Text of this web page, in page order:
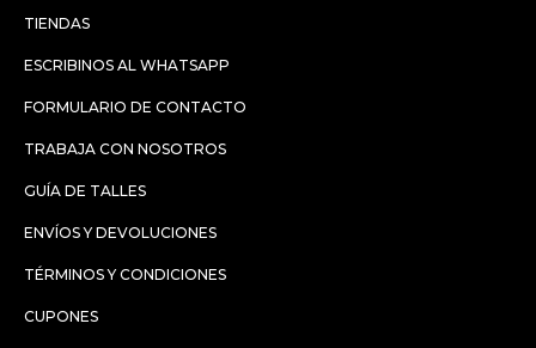
TIENDAS
ESCRIBINOS AL WHATSAPP
FORMULARIO DE CONTACTO
TRABAJA CON NOSOTROS
GUÍA DE TALLES
ENVÍOS Y DEVOLUCIONES
TÉRMINOS Y CONDICIONES
CUPONES